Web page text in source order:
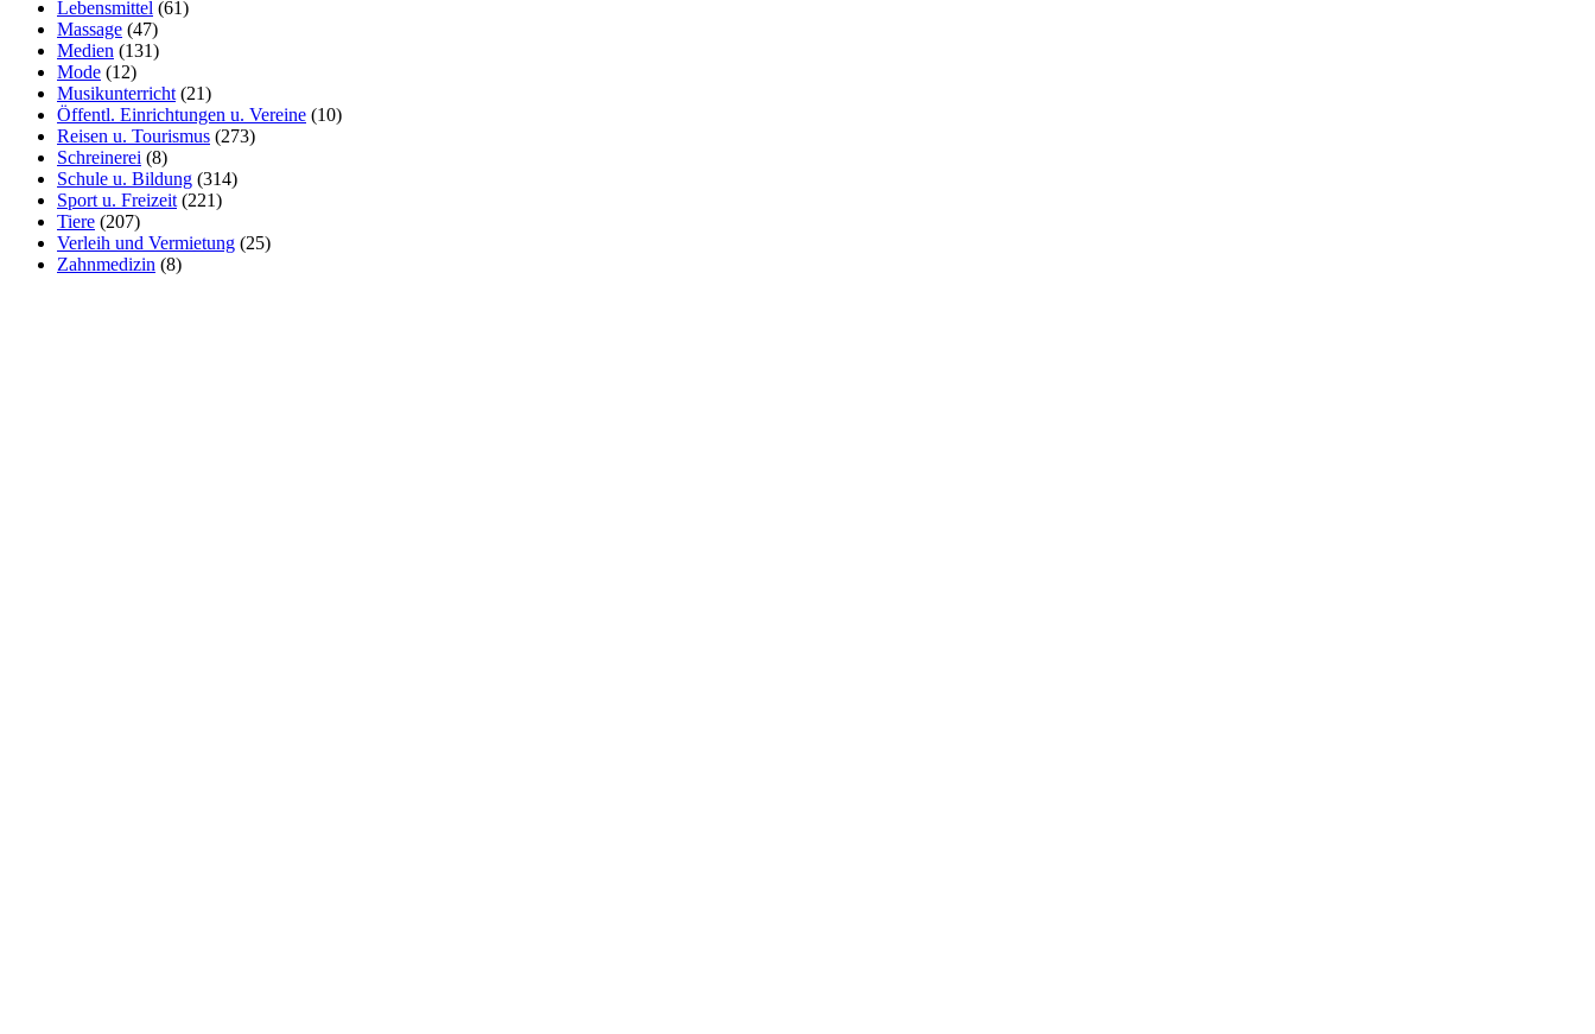
Lebensmittel (61)
Massage (47)
Medien (131)
Mode (12)
Musikunterricht (21)
Öffentl. Einrichtungen u. Vereine (10)
Reisen u. Tourismus (273)
Schreinerei (8)
Schule u. Bildung (314)
Sport u. Freizeit (221)
Tiere (207)
Verleih und Vermietung (25)
Zahnmedizin (8)